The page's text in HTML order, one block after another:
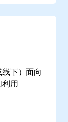
下）面向
用